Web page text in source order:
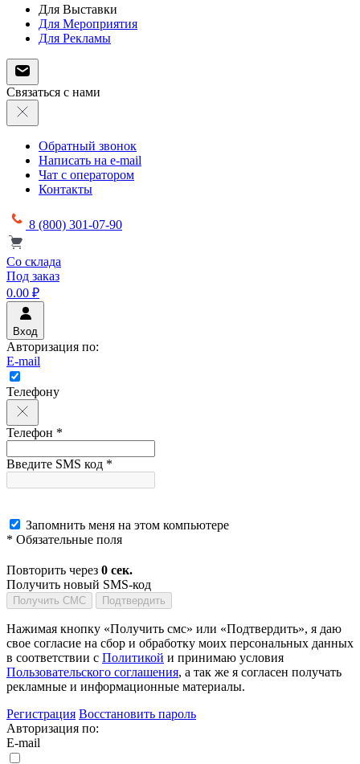
Для Выставки
Для Мероприятия
Для Рекламы
Связаться с нами
Обратный звонок
Написать на e-mail
Чат с оператором
Контакты
8 (800) 301-07-90
Со склада
Под заказ
0.00 ₽
Вход
Авторизация по:
E-mail
Телефону
Телефон *
Введите SMS код *
Запомнить меня на этом компьютере
* Обязательные поля
Повторить через 0 сек.
Получить новый SMS-код
Получить СМС Подтвердить
Нажимая кнопку «Получить смс» или «Подтвердить», я даю
свое согласие на сбор и обработку моих персональных данных
в соответствии с Политикой и принимаю условия
Пользовательского соглашения, а так же я согласен получать
рекламные и информационные материалы.
Регистрация Восстановить пароль
Авторизация по:
E-mail